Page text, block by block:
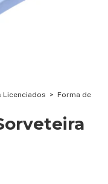
Licenciados > Forma de